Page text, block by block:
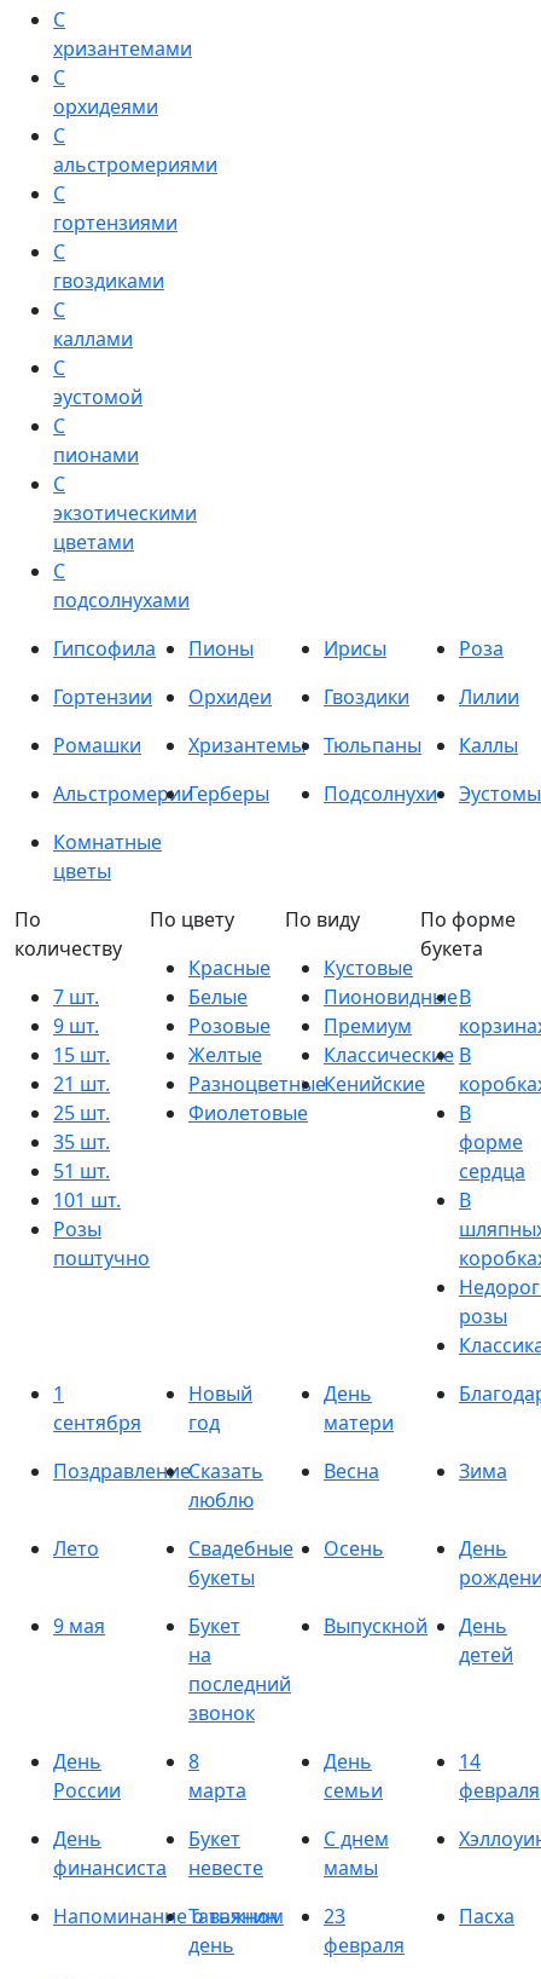
С
хризантемами
С
орхидеями
С
альстромериями
С
гортензиями
С
гвоздиками
С
каллами
С
эустомой
С
пионами
С
экзотическими
цветами
С
подсолнухами
Гипсофила
Пионы Ирисы
Роза
Гортензии
Орхидеи Гвоздики
Лилии
Ромашки
Хризантемы Тюльпаны
Каллы
АльстромерииГерберы Подсолнухи
Эустомы
Комнатные
цветы
По
количеству
7 шт.
9 шт.
15 шт.
21 шт.
25 шт.
35 шт.
51 шт.
101 шт.
Розы
поштучно
По цвету
Красные
Белые
Розовые
Желтые
Разноцветные
Фиолетовые
По виду
Кустовые
Пионовидные
Премиум
Классические
Кенийские
По форме
букета
В
В
В
форме
сердца
В
розы
1
сентября
Новый
год
День
матери
ПоздравлениеСказать
люблю
Весна Зима
Лето
Свадебные
букеты
Осень
День
9 мая
Букет
на
последний
звонок
Выпускной
День
детей
День
России
8
марта
День
семьи
14
февраля
День
финансиста
Букет
невесте
С днем
мамы
Напоминание о важном
Татьянин
день
23
февраля
Пасха